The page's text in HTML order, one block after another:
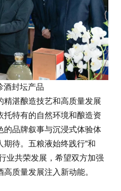
封坛产品
湛酿造技艺和高质量发展
托特有的自然环境和酿造资
的品牌叙事与沉浸式体验体
待。五粮液始终践行“和
业共荣发展，希望双方加强
质量发展注入新动能。